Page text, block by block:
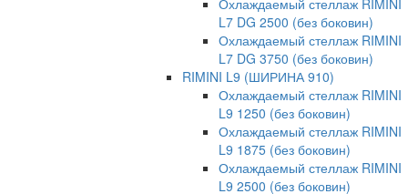
Охлаждаемый стеллаж RIMINI
L7 DG 2500 (без боковин)
Охлаждаемый стеллаж RIMINI
L7 DG 3750 (без боковин)
RIMINI L9 (ШИРИНА 910)
Охлаждаемый стеллаж RIMINI
L9 1250 (без боковин)
Охлаждаемый стеллаж RIMINI
L9 1875 (без боковин)
Охлаждаемый стеллаж RIMINI
L9 2500 (без боковин)